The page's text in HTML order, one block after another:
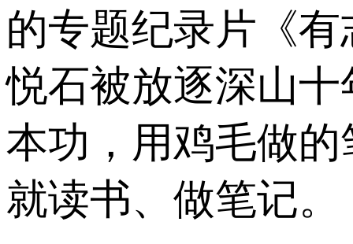
的专题纪录片《
悦石被放逐深山
本功，用鸡毛做
就读书、做笔记。